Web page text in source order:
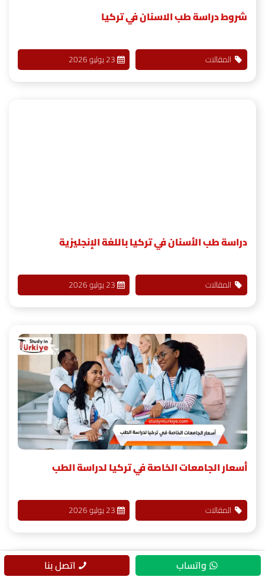
شروط دراسة طب الاسنان في تركيا
المقالات 23 يوليو 2026
دراسة طب الأسنان في تركيا باللغة الإنجليزية
المقالات 23 يوليو 2026
أسعار الجامعات الخاصة في تركيا لدراسة الطب
المقالات 23 يوليو 2026
واتساب اتصل بنا